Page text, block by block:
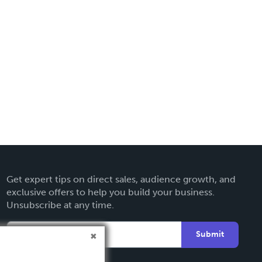
Get expert tips on direct sales, audience growth, and
exclusive offers to help you build your business.
Unsubscribe at any time.
Submit